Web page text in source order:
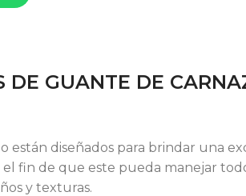
DE GUANTE DE
están diseñados para brindar una
fin de que este pueda manejar
y texturas.